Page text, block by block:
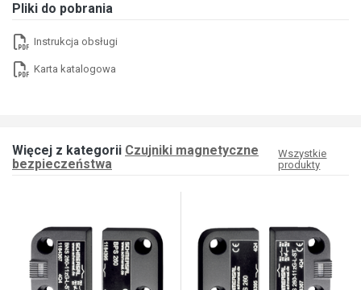
Pliki do pobrania
Instrukcja obsługi
Karta katalogowa
Więcej z kategorii Czujniki magnetyczne
bezpieczeństwa
Wszystkie
produkty